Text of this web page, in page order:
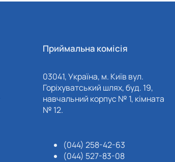
Приймальна комісія
03041, Україна, м. Київ вул.
Горіхуватський шлях, буд. 19,
навчальний корпус № 1, кімната
№ 12.
(044) 258-42-63
(044) 527-83-08